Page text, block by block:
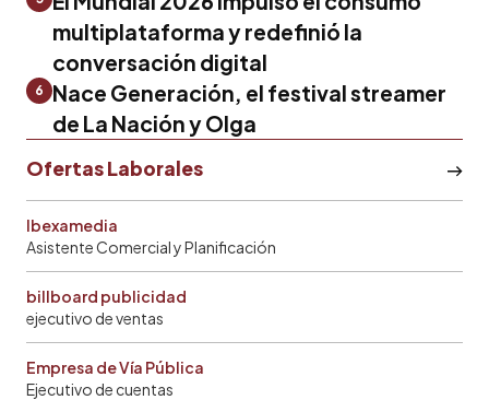
multiplataforma y redefinió la
conversación digital
6
Nace Generación, el festival streamer
de La Nación y Olga
Ofertas Laborales
Ibexamedia
Asistente Comercial y Planificación
billboard publicidad
ejecutivo de ventas
Empresa de Vía Pública
Ejecutivo de cuentas